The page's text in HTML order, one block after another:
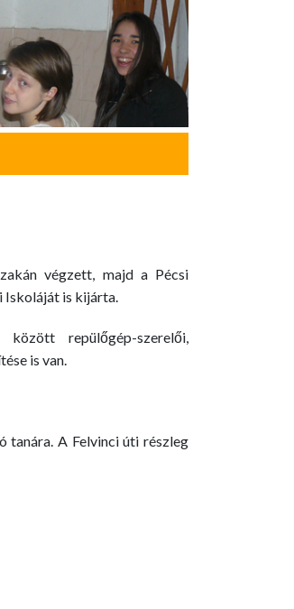
végzett, majd a Pécsi
Iskoláját is kijárta.
repülőgép-szerelői,
is van.
tanára. A Felvinci úti részleg